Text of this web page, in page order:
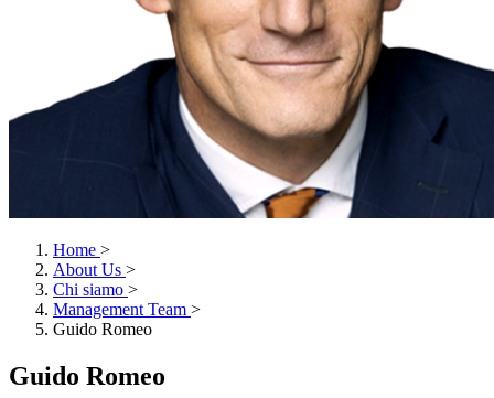
Home >
About Us >
Chi siamo >
Management Team >
Guido Romeo
Guido Romeo